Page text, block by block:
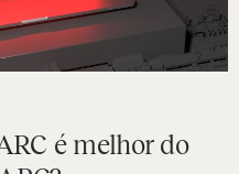
é melhor do